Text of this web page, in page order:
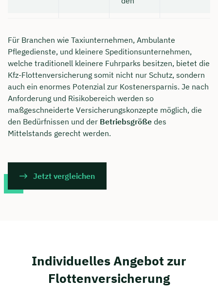
Für Branchen wie Taxiunternehmen, Ambulante
Pflegedienste, und kleinere Speditionsunternehmen,
welche traditionell kleinere Fuhrparks besitzen, bietet die
Kfz-Flottenversicherung somit nicht nur Schutz, sondern
auch ein enormes Potenzial zur Kostenersparnis. Je nach
Anforderung und Risikobereich werden so
maßgeschneiderte Versicherungskonzepte möglich, die
den Bedürfnissen und der Betriebsgröße des
Mittelstands gerecht werden.
Jetzt vergleichen
Individuelles Angebot zur
Flottenversicherung